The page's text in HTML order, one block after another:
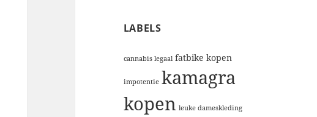
LABELS
cannabis legaal fatbike kopen
impotentie kamagra
kopen leuke dameskleding